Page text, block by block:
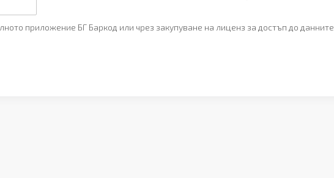
приложение БГ Баркод или чрез закупуване на лиценз за достъп до данните